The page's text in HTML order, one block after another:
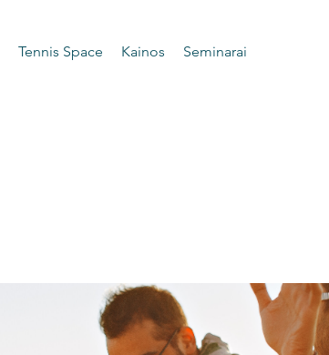
Tennis Space Kainos Seminarai